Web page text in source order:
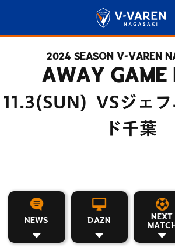
2024 SEASON V-VAREN
AWAY GAME
11.3(SUN) VSジェフ
ド千葉
NEWS DAZN
NEXT
MATCH